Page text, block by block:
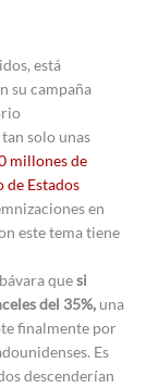
está
su campaña
solo unas
millones de
de Estados
en
este tema tiene
quesi
del 35%, una
finalmente por
Es
descenderían